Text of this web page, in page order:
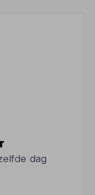
dag